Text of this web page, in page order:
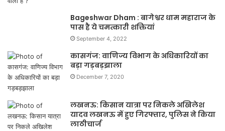
Bageshwar Dham : बागेश्वर धाम महाराज के
पास है ये चमत्कारी शक्तियां
September 4, 2022
कासगंज: वाणिज्य विभाग के अधिकारियों का
बड़ा गड़बड़झाला
December 7, 2020
लखनऊ: किसान यात्रा पर निकले अखिलेश
यादव लखनऊ में हुए गिरफ्तार, पुलिस ने किया
लाठीचार्ज